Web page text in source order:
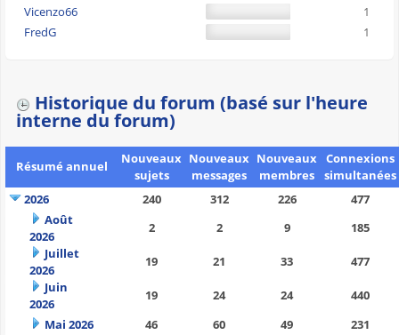
Vicenzo66
1
FredG
1
Historique du forum (basé sur l'heure
interne du forum)
Résumé annuel
Nouveaux
sujets
Nouveaux
messages
Nouveaux
membres
Connexions
simultanées
2026
240 312 226
477
Août
2026
2 2 9
185
Juillet
2026
19 21 33
477
Juin
2026
19 24 24
440
Mai 2026
46 60 49
231